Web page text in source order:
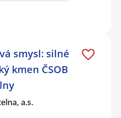
smysl: silné
kmen ČSOB
a.s.